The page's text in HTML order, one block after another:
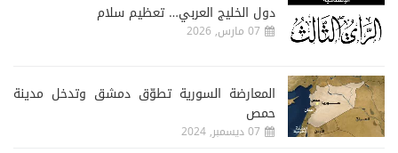
دول الخليج العربي… تعظيم سلام
07 مارس, 2026
المعارضة السورية تطوّق دمشق وتدخل مدينة
حمص
07 ديسمبر, 2024